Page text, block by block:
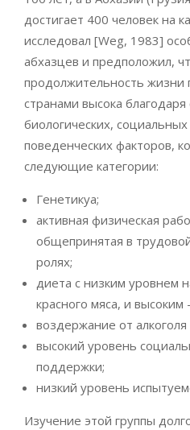
достигает 400 человек на
исследовал [Weg, 1983]
абхазцев и предположил,
продолжительность жизни
странами высока
биологических,
поведенческих факторов,
следующие категории:
Генетикуа;
активная физическая
общепринятая в
ролях;
диета с низким уровнем
красного мяса, и
воздержание от алкоголя
высокий уровень
поддержки;
низкий уровень
Изучение этой группы